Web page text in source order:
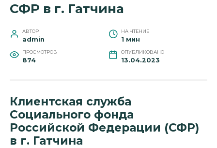
СФР в г. Гатчина
АВТОР
admin
НА ЧТЕНИЕ
1 мин
ПРОСМОТРОВ
874
ОПУБЛИКОВАНО
13.04.2023
Клиентская служба
Социального фонда
Российской Федерации (СФР)
в г. Гатчина